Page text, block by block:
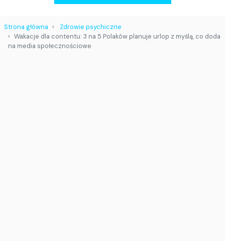
Strona główna
Zdrowie psychiczne
Wakacje dla contentu: 3 na 5 Polaków planuje urlop z myślą, co doda
na media społecznościowe